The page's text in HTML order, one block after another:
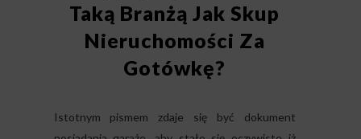
Taką Branżą Jak Skup
Nieruchomości Za
Gotówkę?
Istotnym pismem zdaje się być dokument